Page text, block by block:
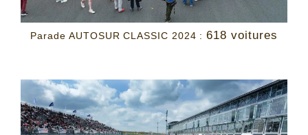
Parade AUTOSUR CLASSIC 2024 :618 voitures